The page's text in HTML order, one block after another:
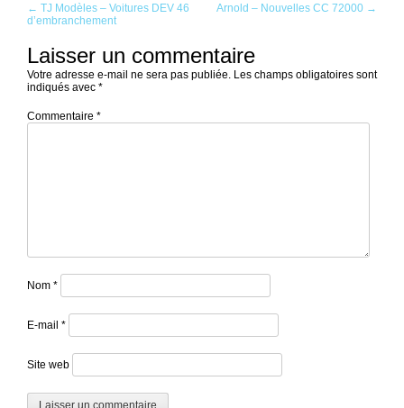
Post
navigation
← TJ Modèles – Voitures DEV 46
d’embranchement
Arnold – Nouvelles CC 72000 →
Laisser un commentaire
Votre adresse e-mail ne sera pas publiée. Les champs obligatoires sont
indiqués avec *
Commentaire *
Nom *
E-mail *
Site web